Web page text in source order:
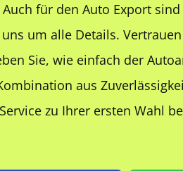
für den Auto Export
um alle Details.
Sie, wie einfach der
aus
zu Ihrer ersten Wahl